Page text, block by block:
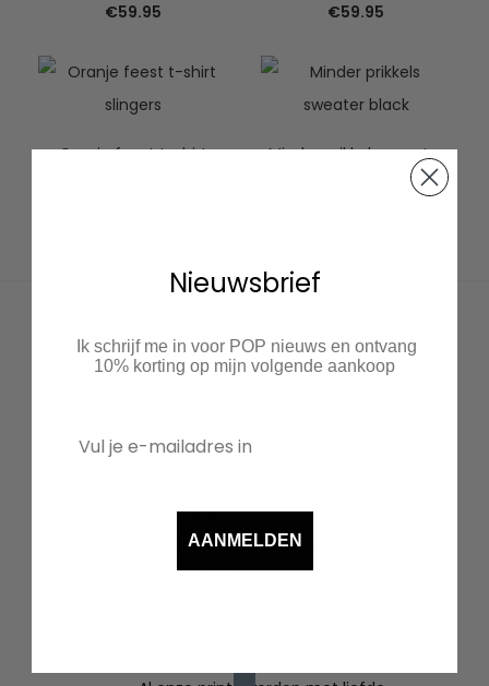
€59.95
€59.95
Oranje feest t-shirt
Minder prikkels sweater
Duurzaam
Bestelde items worden speciaal voor jou
klein en hoeven we niets weg te gooien.
duurzaam textiel en recyclen we
kartonnen verzenddozen vanuit onze
leveranciers.
Nieuwsbrief
Ik schrijf me in voor POP nieuws en ontvang
10% korting op mijn volgende aankoop
AANMELDEN